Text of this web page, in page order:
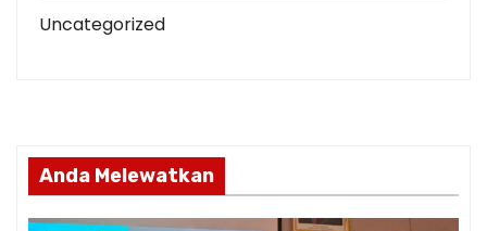
Uncategorized
Anda Melewatkan